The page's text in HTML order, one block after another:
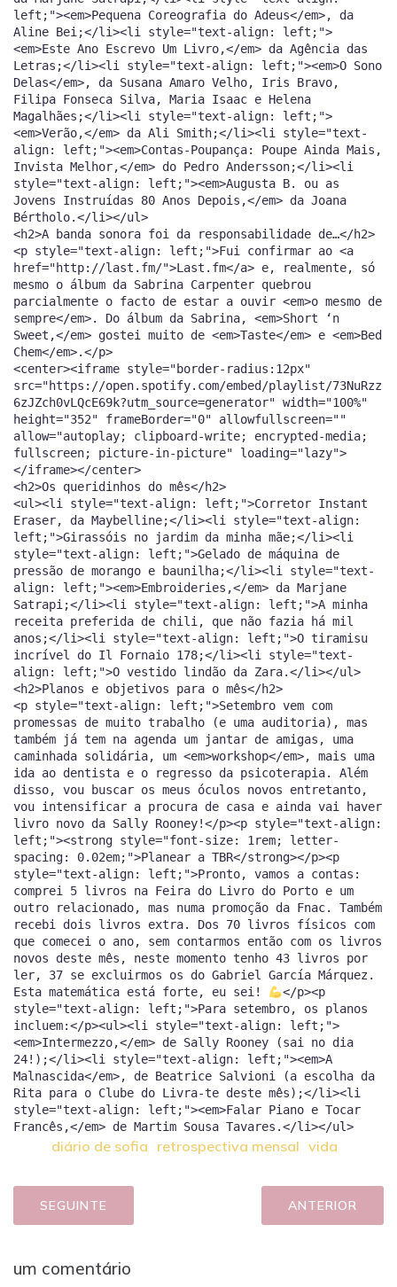
left;"><em>Pequena Coreografia do Adeus</em>, da
Aline Bei;</li><li style="text-align: left;">
<em>Este Ano Escrevo Um Livro,</em> da Agência das
Letras;</li><li style="text-align: left;"><em>O Sono
Delas</em>, da Susana Amaro Velho, Iris Bravo,
Filipa Fonseca Silva, Maria Isaac e Helena
Magalhães;</li><li style="text-align: left;">
<em>Verão,</em> da Ali Smith;</li><li style="text-
align: left;"><em>Contas-Poupança: Poupe Ainda Mais,
Invista Melhor,</em> do Pedro Andersson;</li><li
style="text-align: left;"><em>Augusta B. ou as
Jovens Instruídas 80 Anos Depois,</em> da Joana
Bértholo.</li></ul>
<h2>A banda sonora foi da responsabilidade de…</h2>
<p style="text-align: left;">Fui confirmar ao <a
href="http://last.fm/">Last.fm</a> e, realmente, só
mesmo o álbum da Sabrina Carpenter quebrou
parcialmente o facto de estar a ouvir <em>o mesmo de
sempre</em>. Do álbum da Sabrina, <em>Short ‘n
Sweet,</em> gostei muito de <em>Taste</em> e <em>Bed
Chem</em>.</p>
<center><iframe style="border-radius:12px"
src="https://open.spotify.com/embed/playlist/73NuRzz
6zJZch0vLQcE69k?utm_source=generator" width="100%"
height="352" frameBorder="0" allowfullscreen=""
allow="autoplay; clipboard-write; encrypted-media;
fullscreen; picture-in-picture" loading="lazy">
</iframe></center>
<h2>Os queridinhos do mês</h2>
<ul><li style="text-align: left;">Corretor Instant
Eraser, da Maybelline;</li><li style="text-align:
left;">Girassóis no jardim da minha mãe;</li><li
style="text-align: left;">Gelado de máquina de
pressão de morango e baunilha;</li><li style="text-
align: left;"><em>Embroideries,</em> da Marjane
Satrapi;</li><li style="text-align: left;">A minha
receita preferida de chili, que não fazia há mil
anos;</li><li style="text-align: left;">O tiramisu
incrível do Il Fornaio 178;</li><li style="text-
align: left;">O vestido lindão da Zara.</li></ul>
<h2>Planos e objetivos para o mês</h2>
<p style="text-align: left;">Setembro vem com
promessas de muito trabalho (e uma auditoria), mas
também já tem na agenda um jantar de amigas, uma
caminhada solidária, um <em>workshop</em>, mais uma
ida ao dentista e o regresso da psicoterapia. Além
disso, vou buscar os meus óculos novos entretanto,
vou intensificar a procura de casa e ainda vai haver
livro novo da Sally Rooney!</p><p style="text-align:
left;"><strong style="font-size: 1rem; letter-
spacing: 0.02em;">Planear a TBR</strong></p><p
style="text-align: left;">Pronto, vamos a contas:
comprei 5 livros na Feira do Livro do Porto e um
outro relacionado, mas numa promoção da Fnac. Também
recebi dois livros extra. Dos 70 livros físicos com
que comecei o ano, sem contarmos então com os livros
novos deste mês, neste momento tenho 43 livros por
ler, 37 se excluirmos os do Gabriel García Márquez.
Esta matemática está forte, eu sei!
</p><p
style="text-align: left;">Para setembro, os planos
incluem:</p><ul><li style="text-align: left;">
<em>Intermezzo,</em> de Sally Rooney (sai no dia
24!);</li><li style="text-align: left;"><em>A
Malnascida</em>, de Beatrice Salvioni (a escolha da
Rita para o Clube do Livra-te deste mês);</li><li
style="text-align: left;"><em>Falar Piano e Tocar
diário de sofia retrospectiva mensal vida
SEGUINTE ANTERIOR
um comentário